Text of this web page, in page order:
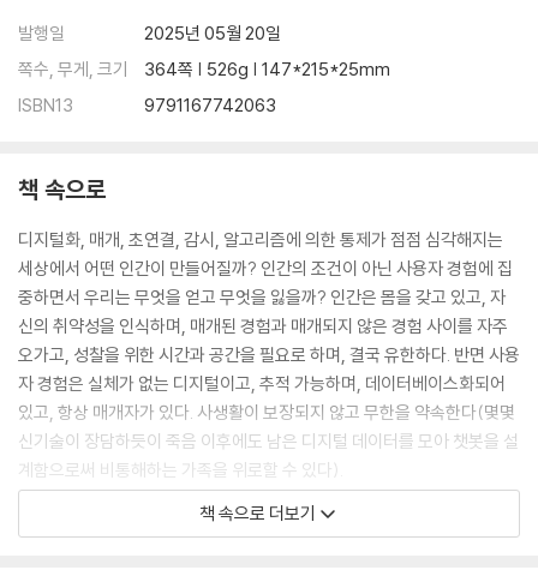
발행일
2025년 05월 20일
쪽수, 무게, 크기
364쪽 | 526g | 147*215*25mm
ISBN13
9791167742063
책 속으로
디지털화, 매개, 초연결, 감시, 알고리즘에 의한 통제가 점점 심각해지는
세상에서 어떤 인간이 만들어질까? 인간의 조건이 아닌 사용자 경험에 집
중하면서 우리는 무엇을 얻고 무엇을 잃을까? 인간은 몸을 갖고 있고, 자
신의 취약성을 인식하며, 매개된 경험과 매개되지 않은 경험 사이를 자주
오가고, 성찰을 위한 시간과 공간을 필요로 하며, 결국 유한하다. 반면 사용
자 경험은 실체가 없는 디지털이고, 추적 가능하며, 데이터베이스화되어
있고, 항상 매개자가 있다. 사생활이 보장되지 않고 무한을 약속한다(몇몇
신기술이 장담하듯이 죽음 이후에도 남은 디지털 데이터를 모아 챗봇을 설
계함으로써 비통해하는 가족을 위로할 수 있다).
--- p.16
책 속으로 더보기